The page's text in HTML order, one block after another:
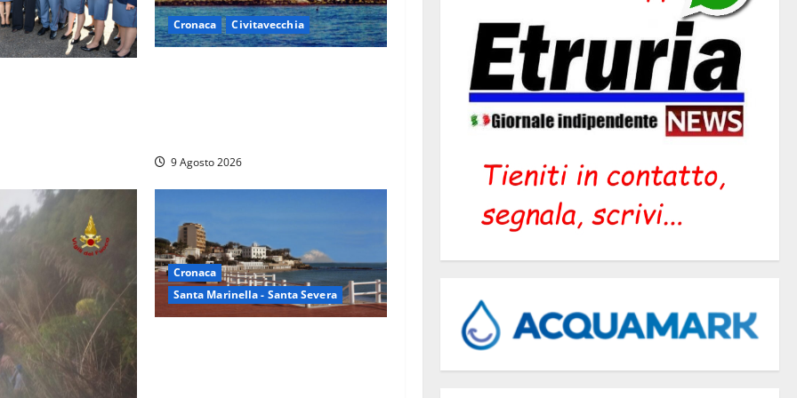
Cronaca Civitavecchia
9 Agosto 2026
Cronaca
Santa Marinella - Santa Severa